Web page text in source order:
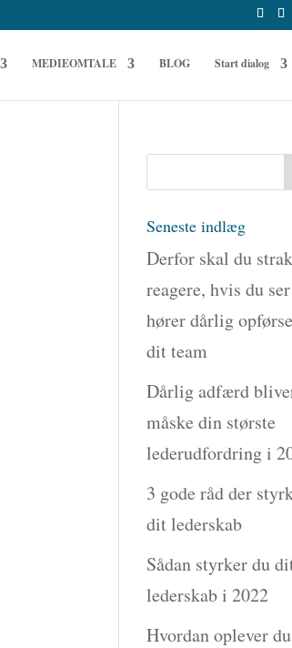
MEDIEOMTALE BLOG Start dialog
Seneste indlæg
Derfor skal du
reagere, hvis du
hører dårlig
dit team
Dårlig adfærd
måske din største
lederudfordring i
3 gode råd der
dit lederskab
Sådan styrker du
lederskab i 2022
Hvordan oplever